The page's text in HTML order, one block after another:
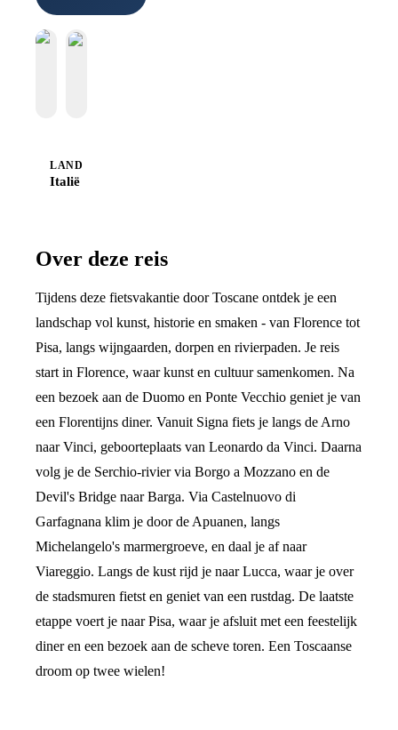
LAND
Italië
Over deze reis
Tijdens deze fietsvakantie door Toscane ontdek je een
landschap vol kunst, historie en smaken - van Florence tot
Pisa, langs wijngaarden, dorpen en rivierpaden. Je reis
start in Florence, waar kunst en cultuur samenkomen. Na
een bezoek aan de Duomo en Ponte Vecchio geniet je van
een Florentijns diner. Vanuit Signa fiets je langs de Arno
naar Vinci, geboorteplaats van Leonardo da Vinci. Daarna
volg je de Serchio-rivier via Borgo a Mozzano en de
Devil's Bridge naar Barga. Via Castelnuovo di
Garfagnana klim je door de Apuanen, langs
Michelangelo's marmergroeve, en daal je af naar
Viareggio. Langs de kust rijd je naar Lucca, waar je over
de stadsmuren fietst en geniet van een rustdag. De laatste
etappe voert je naar Pisa, waar je afsluit met een feestelijk
diner en een bezoek aan de scheve toren. Een Toscaanse
droom op twee wielen!